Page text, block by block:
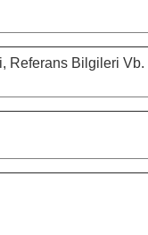
Referans Bilgileri Vb.